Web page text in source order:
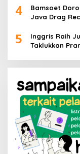
4
Bamsoet
Java Drag
5
Inggris Raih
Taklukkan